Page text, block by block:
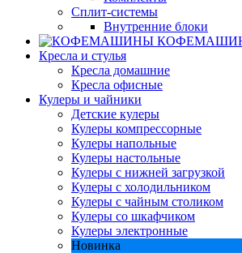
Сплит-системы
Внутренние блоки
Кресла и стулья
Кресла домашние
Кресла офисные
Кулеры и чайники
Детские кулеры
Кулеры компрессорные
Кулеры напольные
Кулеры настольные
Кулеры с нижней загрузкой
Кулеры с холодильником
Кулеры с чайным столиком
Кулеры со шкафчиком
Кулеры электронные
Новинка